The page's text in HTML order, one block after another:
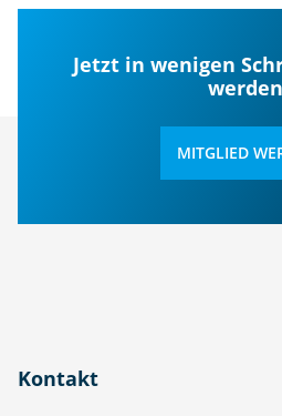
Jetzt in wenigen
MITGLIED
Kontakt